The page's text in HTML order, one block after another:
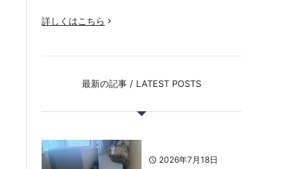
詳しくはこちら 
最新の記事 / LATEST POSTS
2026年7月18日